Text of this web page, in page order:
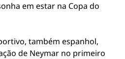
em estar na Copa do
também espanhol,
de Neymar no primeiro